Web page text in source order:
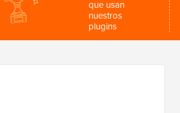
que usan
nuestros
plugins